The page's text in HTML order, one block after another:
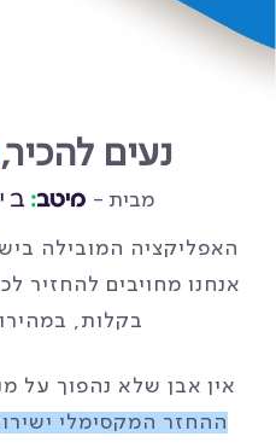
נעים להכיר,
מבית -
האפליקציה המובילה
אנחנו מחויבים להחזיר
בקלות,
אין אבן שלא נהפוך על
ההחזר המקסימלי